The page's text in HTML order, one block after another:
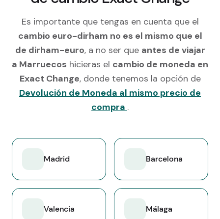
Es importante que tengas en cuenta que el
cambio euro-dirham no es el mismo que el
de dirham-euro, a no ser que antes de viajar
a Marruecos hicieras el cambio de moneda en
Exact Change, donde tenemos la opción de
Devolución de Moneda al mismo precio de
compra .
Madrid Barcelona
Valencia Málaga